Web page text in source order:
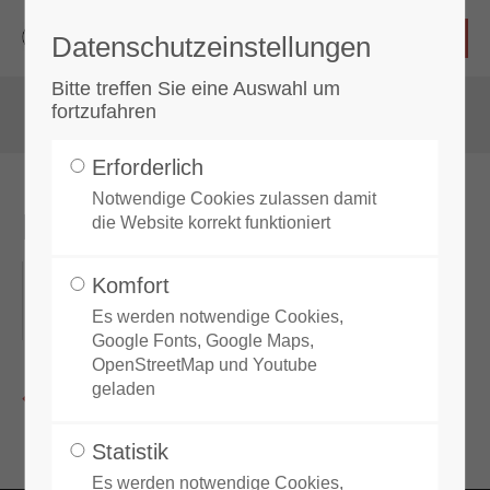
Login
Benutzername
Anmelden
Register|Lost your password?
DAN Träger Training
20.11.2026
ORT: HÖCHBERG*
Zurück zur Eventübersicht
Datenschutzeinstellungen
Bitte treffen Sie eine Auswahl um
fortzufahren
Erforderlich
Notwendige Cookies zulassen damit
die Website korrekt funktioniert
Komfort
Es werden notwendige Cookies,
Google Fonts, Google Maps,
OpenStreetMap und Youtube
geladen
Statistik
Es werden notwendige Cookies,